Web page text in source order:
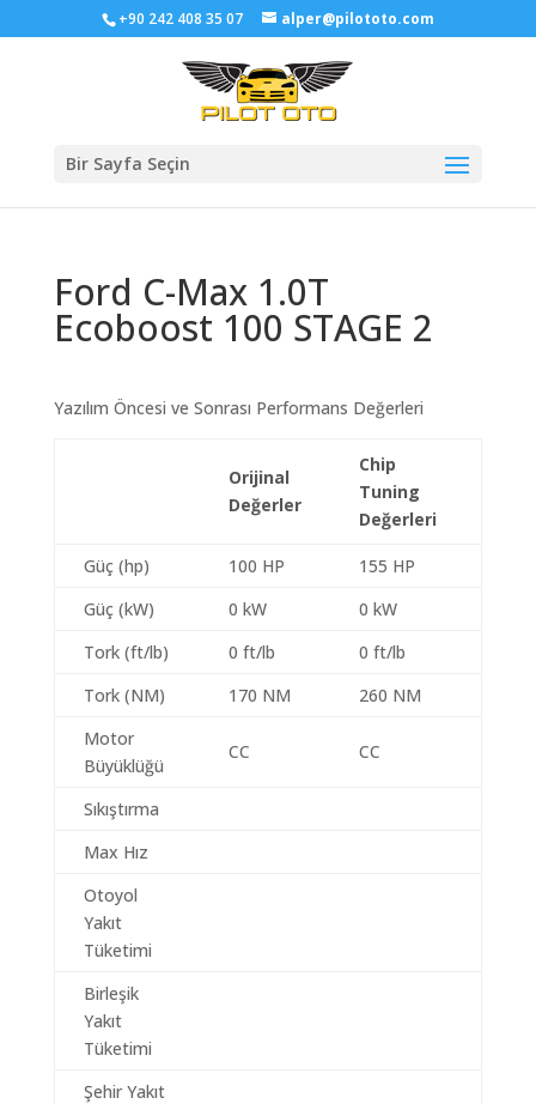
+90 242 408 35 07 alper@pilototo.com
Bir Sayfa Seçin
Ford C-Max 1.0T
Ecoboost 100 STAGE 2
Yazılım Öncesi ve Sonrası Performans Değerleri
Orijinal
Değerler
Chip
Tuning
Değerleri
Güç (hp) 100 HP
155 HP
Güç (kW)
0 kW
0 kW
Tork (ft/lb)
0 ft/lb
0 ft/lb
Tork (NM)
170 NM
260 NM
Motor
Büyüklüğü
CC CC
Sıkıştırma
Max Hız
Otoyol
Yakıt
Tüketimi
Birleşik
Yakıt
Tüketimi
Şehir Yakıt